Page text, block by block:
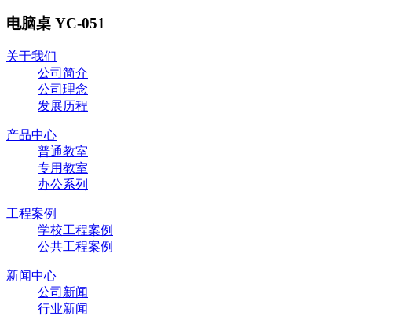
电脑桌 YC-051
关于我们
公司简介
公司理念
发展历程
产品中心
普通教室
专用教室
办公系列
工程案例
学校工程案例
公共工程案例
新闻中心
公司新闻
行业新闻